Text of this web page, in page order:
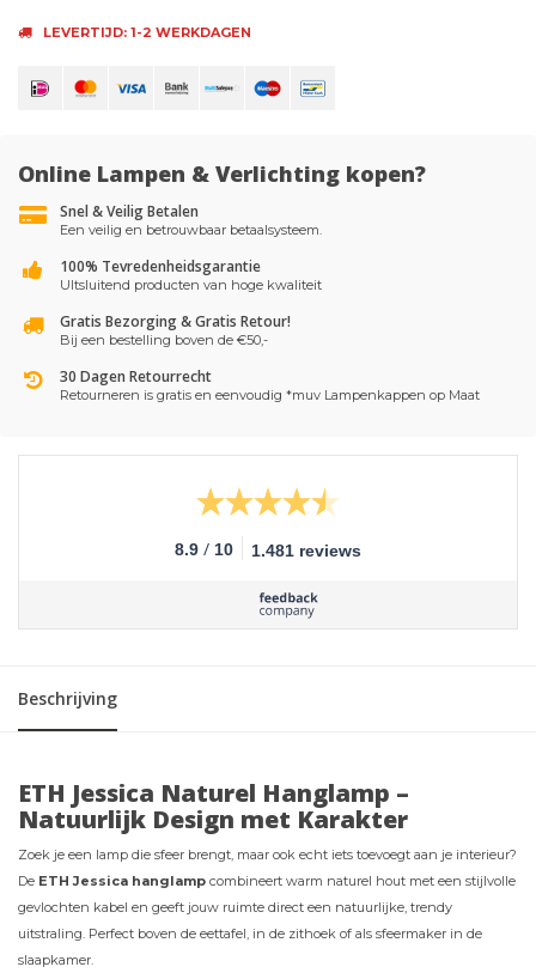
LEVERTIJD: 1-2 WERKDAGEN
Online Lampen & Verlichting kopen?
Snel & Veilig Betalen
Een veilig en betrouwbaar betaalsysteem.
100% Tevredenheidsgarantie
UItsluitend producten van hoge kwaliteit
Gratis Bezorging & Gratis Retour!
Bij een bestelling boven de €50,-
30 Dagen Retourrecht
Retourneren is gratis en eenvoudig *muv Lampenkappen op Maat
8.9 / 10 1.481 reviews
Beschrijving
ETH Jessica Naturel Hanglamp –
Natuurlijk Design met Karakter
Zoek je een lamp die sfeer brengt, maar ook echt iets toevoegt aan je interieur?
De ETH Jessica hanglamp combineert warm naturel hout met een stijlvolle
gevlochten kabel en geeft jouw ruimte direct een natuurlijke, trendy
uitstraling. Perfect boven de eettafel, in de zithoek of als sfeermaker in de
slaapkamer.